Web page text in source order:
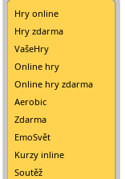
Hry online
Hry zdarma
VašeHry
Online hry
Online hry zdarma
Aerobic
Zdarma
EmoSvět
Kurzy inline
Soutěž